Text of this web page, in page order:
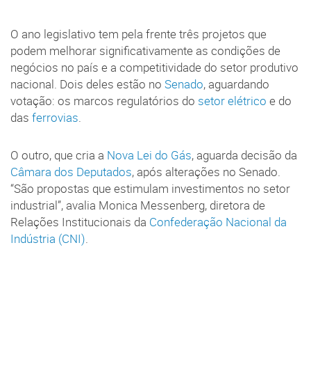
O ano legislativo tem pela frente três projetos que
podem melhorar significativamente as condições de
negócios no país e a competitividade do setor produtivo
nacional. Dois deles estão no Senado, aguardando
votação: os marcos regulatórios do setor elétrico e do
das ferrovias.
O outro, que cria a Nova Lei do Gás, aguarda decisão da
Câmara dos Deputados, após alterações no Senado.
“São propostas que estimulam investimentos no setor
industrial”, avalia Monica Messenberg, diretora de
Relações Institucionais da Confederação Nacional da
Indústria (CNI).